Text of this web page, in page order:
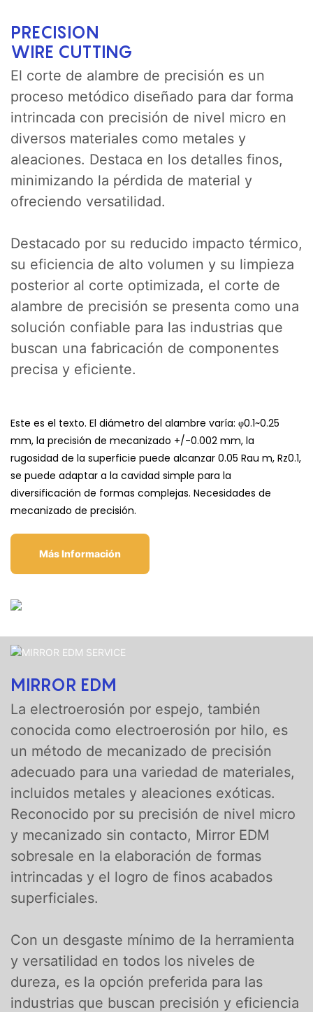
PRECISION
WIRE CUTTING
El corte de alambre de precisión es un
proceso metódico diseñado para dar forma
intrincada con precisión de nivel micro en
diversos materiales como metales y
aleaciones. Destaca en los detalles finos,
minimizando la pérdida de material y
ofreciendo versatilidad.
Destacado por su reducido impacto térmico,
su eficiencia de alto volumen y su limpieza
posterior al corte optimizada, el corte de
alambre de precisión se presenta como una
solución confiable para las industrias que
buscan una fabricación de componentes
precisa y eficiente.
Este es el texto. El diámetro del alambre varía: φ0.1~0.25
mm, la precisión de mecanizado +/-0.002 mm, la
rugosidad de la superficie puede alcanzar 0.05 Rau m, Rz0.1,
se puede adaptar a la cavidad simple para la
diversificación de formas complejas. Necesidades de
mecanizado de precisión.
Más Información
MIRROR EDM
La electroerosión por espejo, también
conocida como electroerosión por hilo, es
un método de mecanizado de precisión
adecuado para una variedad de materiales,
incluidos metales y aleaciones exóticas.
Reconocido por su precisión de nivel micro
y mecanizado sin contacto, Mirror EDM
sobresale en la elaboración de formas
intrincadas y el logro de finos acabados
superficiales.
Con un desgaste mínimo de la herramienta
y versatilidad en todos los niveles de
dureza, es la opción preferida para las
industrias que buscan precisión y eficiencia